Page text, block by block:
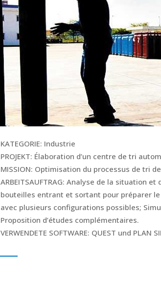
KATEGORIE: Industrie
PROJEKT: Élaboration d’un centre de tri
MISSION: Optimisation du processus de tri
ARBEITSAUFTRAG:Analyse de la situation et
bouteilles entrant et sortant pour préparer
avec plusieurs configurations possibles;
Proposition d’études complémentaires.
VERWENDETE SOFTWARE: QUEST und PLAN